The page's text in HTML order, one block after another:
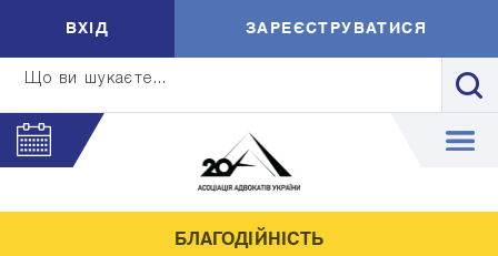
Що ви шукаєте...
ВXIД ЗАРЕЄСТРУВАТИСЯ
БЛАГОДІЙНІСТЬ